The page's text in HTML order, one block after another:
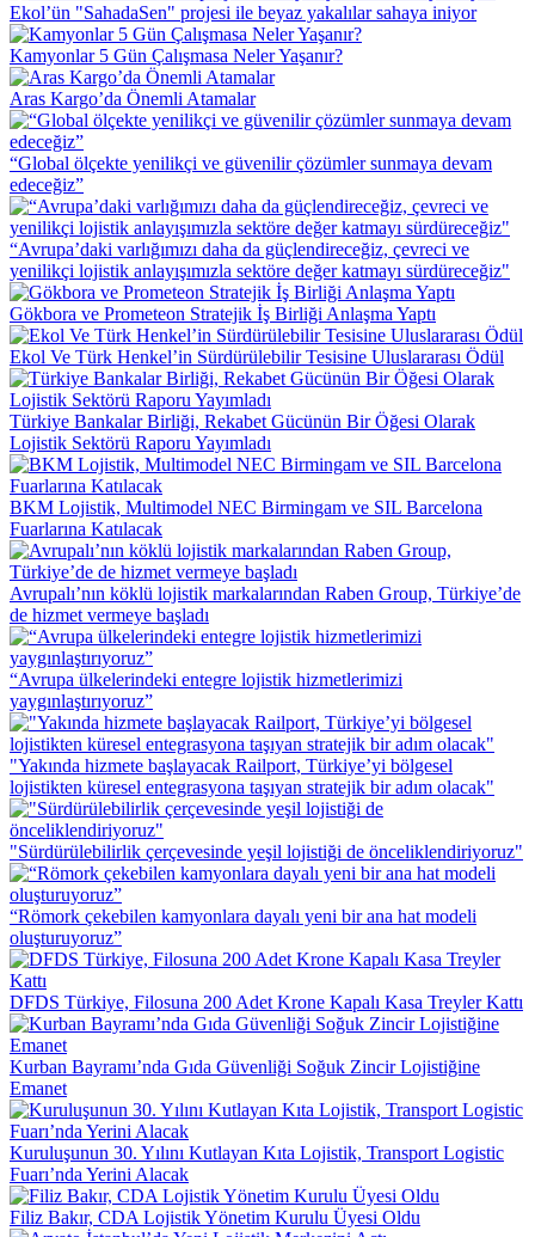
Ekol’ün "SahadaSen" projesi ile beyaz yakalılar sahaya iniyor
Kamyonlar 5 Gün Çalışmasa Neler Yaşanır?
Aras Kargo’da Önemli Atamalar
“Global ölçekte yenilikçi ve güvenilir çözümler sunmaya devam
edeceğiz”
“Avrupa’daki varlığımızı daha da güçlendireceğiz, çevreci ve
yenilikçi lojistik anlayışımızla sektöre değer katmayı sürdüreceğiz"
Gökbora ve Prometeon Stratejik İş Birliği Anlaşma Yaptı
Ekol Ve Türk Henkel’in Sürdürülebilir Tesisine Uluslararası Ödül
Türkiye Bankalar Birliği, Rekabet Gücünün Bir Öğesi Olarak
Lojistik Sektörü Raporu Yayımladı
BKM Lojistik, Multimodel NEC Birmingam ve SIL Barcelona
Fuarlarına Katılacak
Avrupalı’nın köklü lojistik markalarından Raben Group, Türkiye’de
de hizmet vermeye başladı
“Avrupa ülkelerindeki entegre lojistik hizmetlerimizi
yaygınlaştırıyoruz”
"Yakında hizmete başlayacak Railport, Türkiye’yi bölgesel
lojistikten küresel entegrasyona taşıyan stratejik bir adım olacak"
"Sürdürülebilirlik çerçevesinde yeşil lojistiği de önceliklendiriyoruz"
“Römork çekebilen kamyonlara dayalı yeni bir ana hat modeli
oluşturuyoruz”
DFDS Türkiye, Filosuna 200 Adet Krone Kapalı Kasa Treyler Kattı
Kurban Bayramı’nda Gıda Güvenliği Soğuk Zincir Lojistiğine
Emanet
Kuruluşunun 30. Yılını Kutlayan Kıta Lojistik, Transport Logistic
Fuarı’nda Yerini Alacak
Filiz Bakır, CDA Lojistik Yönetim Kurulu Üyesi Oldu